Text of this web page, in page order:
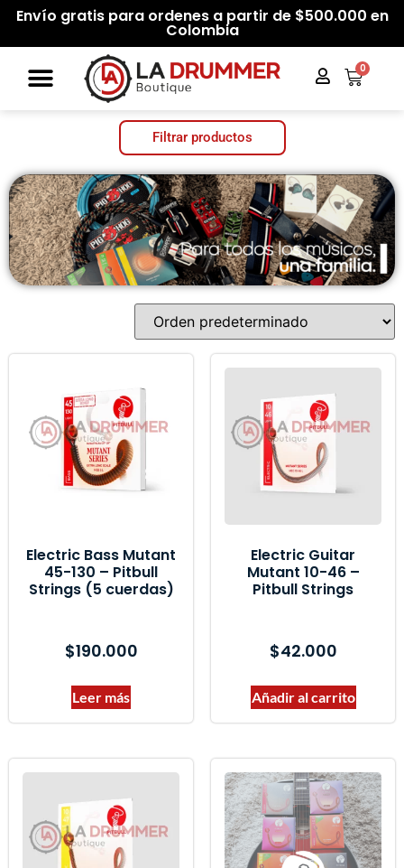
Envío gratis para ordenes a partir de $500.000 en
Colombia
0
Filtrar productos
Categorías del producto
Filtrar por precio
Filtrar
Marcas del producto
Electric Bass Mutant
45-130 – Pitbull
Strings (5 cuerdas)
$190.000
Leer más
Electric Guitar
Mutant 10-46 –
Pitbull Strings
$42.000
Añadir al carrito